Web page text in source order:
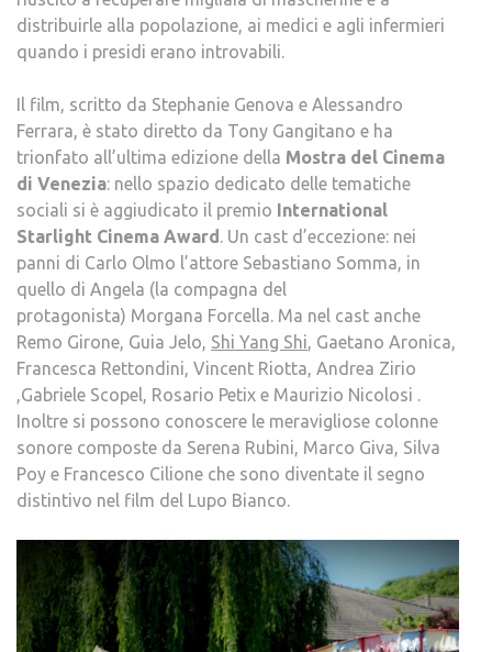
distribuirle alla popolazione, ai medici e agli infermieri
quando i presidi erano introvabili.
Il film, scritto da Stephanie Genova e Alessandro
Ferrara, è stato diretto da Tony Gangitano e ha
trionfato all’ultima edizione della Mostra del Cinema
di Venezia: nello spazio dedicato delle tematiche
sociali si è aggiudicato il premio International
Starlight Cinema Award. Un cast d’eccezione: nei
panni di Carlo Olmo l’attore Sebastiano Somma, in
quello di Angela (la compagna del
protagonista) Morgana Forcella. Ma nel cast anche
Remo Girone, Guia Jelo, Shi Yang Shi, Gaetano Aronica,
Francesca Rettondini, Vincent Riotta, Andrea Zirio
,Gabriele Scopel, Rosario Petix e Maurizio Nicolosi .
Inoltre si possono conoscere le meravigliose colonne
sonore composte da Serena Rubini, Marco Giva, Silva
Poy e Francesco Cilione che sono diventate il segno
distintivo nel film del Lupo Bianco.